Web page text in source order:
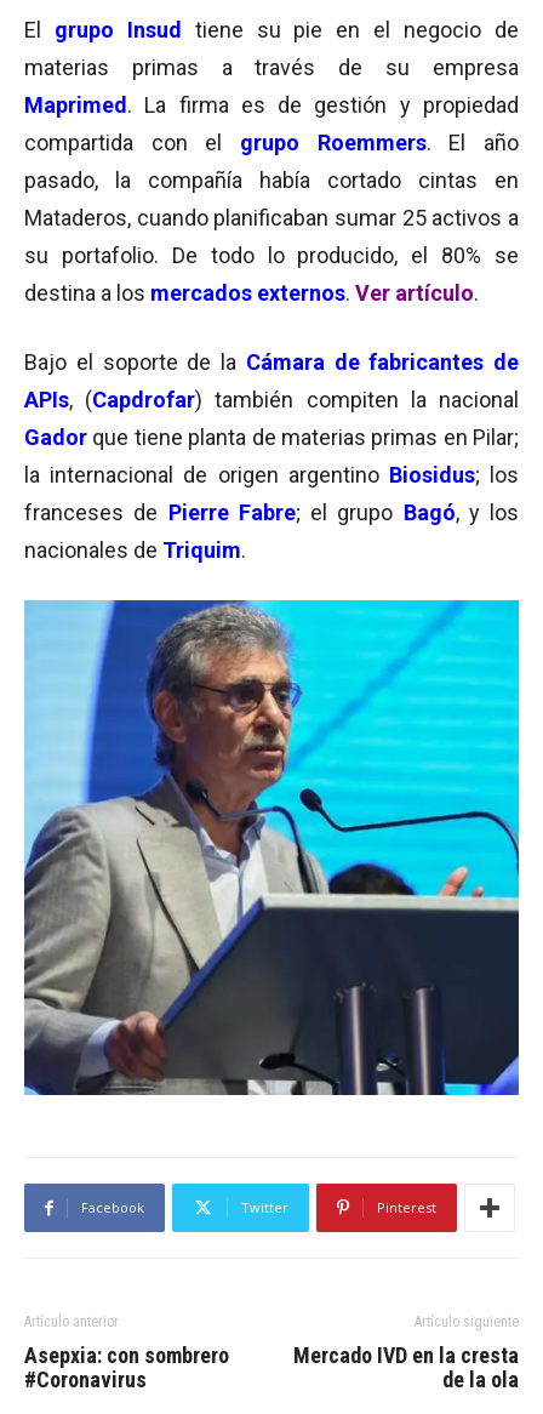
El grupo Insud
tiene su pie en el negocio de
materias primas a través de su empresa
Maprimed . La firma es de gestión y propiedad
compartida con el
grupo Roemmers. El año
pasado, la compañía había cortado cintas en
Mataderos, cuando planificaban sumar 25 activos a
su portafolio. De todo lo producido, el 80% se
destina a los mercados externos. Ver artículo.
Bajo el soporte de la Cámara de fabricantes de
APIs, (Capdrofar) también compiten la nacional
Gador que tiene planta de materias primas en Pilar;
la internacional de origen argentino Biosidus; los
franceses de Pierre Fabre; el grupo Bagó, y los
nacionales de Triquim.
Facebook Twitter Pinterest
Artículo anterior
Asepxia: con sombrero
#Coronavirus
Artículo siguiente
Mercado IVD en la cresta
de la ola